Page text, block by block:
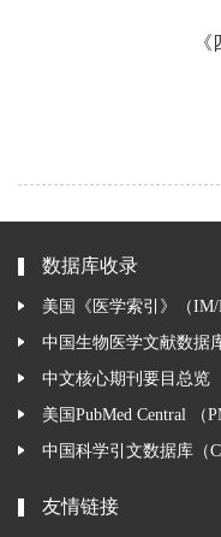
数据库收录
美国《医学索引》（IM/
中国生物医学文献数据
中文核心期刊要目总览
美国PubMed Central （
中国科学引文数据库（
友情链接